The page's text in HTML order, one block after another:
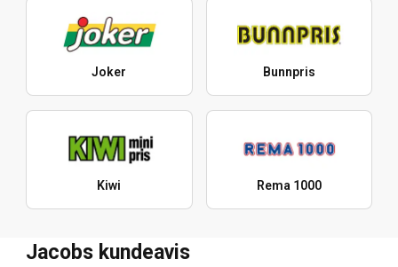
Joker Bunnpris
Kiwi Rema 1000
Jacobs kundeavis